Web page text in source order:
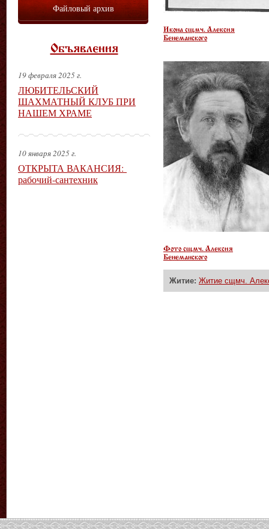
Икона сщмч. Алексия
Бенеманского
Фото сщмч. Алексия
Бенеманского
Житие: Житие сщмч.
Файловый архив
Объявления
19 февраля 2025 г.
ЛЮБИТЕЛЬСКИЙ
ШАХМАТНЫЙ КЛУБ ПРИ
НАШЕМ ХРАМЕ
10 января 2025 г.
ОТКРЫТА ВАКАНСИЯ:
рабочий-сантехник